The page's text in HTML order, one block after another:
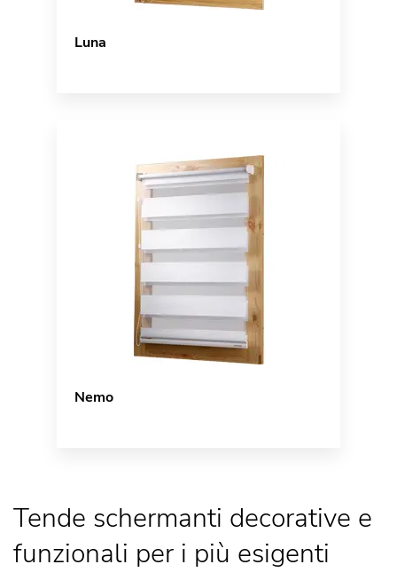
Luna
Nemo
Tende schermanti decorative e
funzionali per i più esigenti